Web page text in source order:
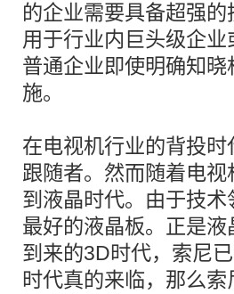
的企业需要具备超强
用于行业内巨头级企
普通企业即使明确知
施。
在电视机行业的背投
跟随者。然而随着电
到液晶时代。由于技
最好的液晶板。正是
到来的3D时代，索尼
时代真的来临，那么